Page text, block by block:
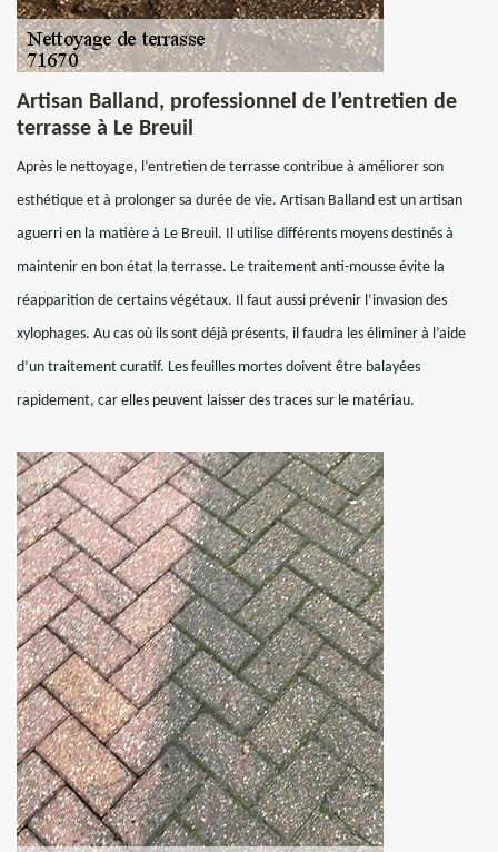
Artisan Balland, professionnel de l’entretien de
terrasse à Le Breuil
Après le nettoyage, l’entretien de terrasse contribue à améliorer son
esthétique et à prolonger sa durée de vie. Artisan Balland est un artisan
aguerri en la matière à Le Breuil. Il utilise différents moyens destinés à
maintenir en bon état la terrasse. Le traitement anti-mousse évite la
réapparition de certains végétaux. Il faut aussi prévenir l’invasion des
xylophages. Au cas où ils sont déjà présents, il faudra les éliminer à l’aide
d’un traitement curatif. Les feuilles mortes doivent être balayées
rapidement, car elles peuvent laisser des traces sur le matériau.